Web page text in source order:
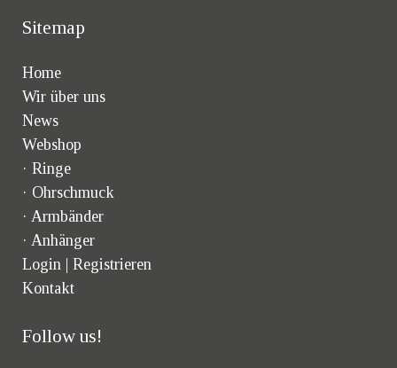
Sitemap
Home
Wir über uns
News
Webshop
· Ringe
· Ohrschmuck
· Armbänder
· Anhänger
Login | Registrieren
Kontakt
Follow us!